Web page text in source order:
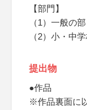
【部門】
（1）一般の
（2）小・中
提出物
●作品
※作品裏面に